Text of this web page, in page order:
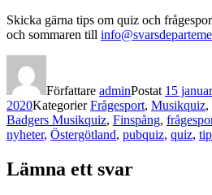
Skicka gärna tips om quiz och
och sommaren till
Författare adminPostat 15
2020KategorierFrågesport, Musikquiz,
Badgers Musikquiz, Finspång,
nyheter, Östergötland, pubquiz, quiz,
Lämna ett svar